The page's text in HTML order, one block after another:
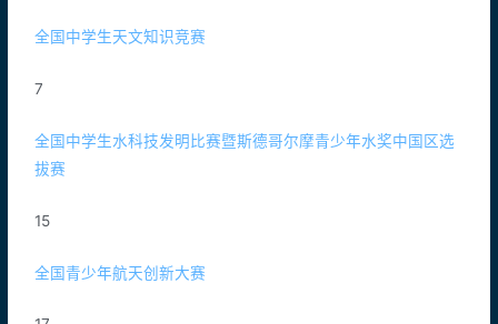
全国中学生天文知识竞赛
7
全国中学生水科技发明比赛暨斯德哥尔摩青少年水奖中国区选
拔赛
15
全国青少年航天创新大赛